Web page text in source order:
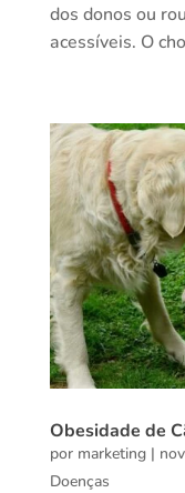
dos donos ou
acessíveis. O
Obesidade de
por marketing|
Doenças